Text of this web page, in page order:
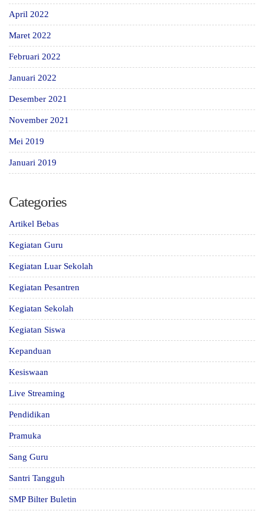
April 2022
Maret 2022
Februari 2022
Januari 2022
Desember 2021
November 2021
Mei 2019
Januari 2019
Categories
Artikel Bebas
Kegiatan Guru
Kegiatan Luar Sekolah
Kegiatan Pesantren
Kegiatan Sekolah
Kegiatan Siswa
Kepanduan
Kesiswaan
Live Streaming
Pendidikan
Pramuka
Sang Guru
Santri Tangguh
SMP Bilter Buletin